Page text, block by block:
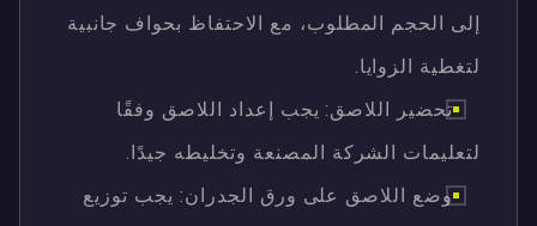
إلى الحجم المطلوب، مع الاحتفاظ بحواف جانبية
لتغطية الزوايا.
تحضير اللاصق: يجب إعداد اللاصق وفقًا
لتعليمات الشركة المصنعة وتخليطه جيدًا.
وضع اللاصق على ورق الجدران: يجب توزيع